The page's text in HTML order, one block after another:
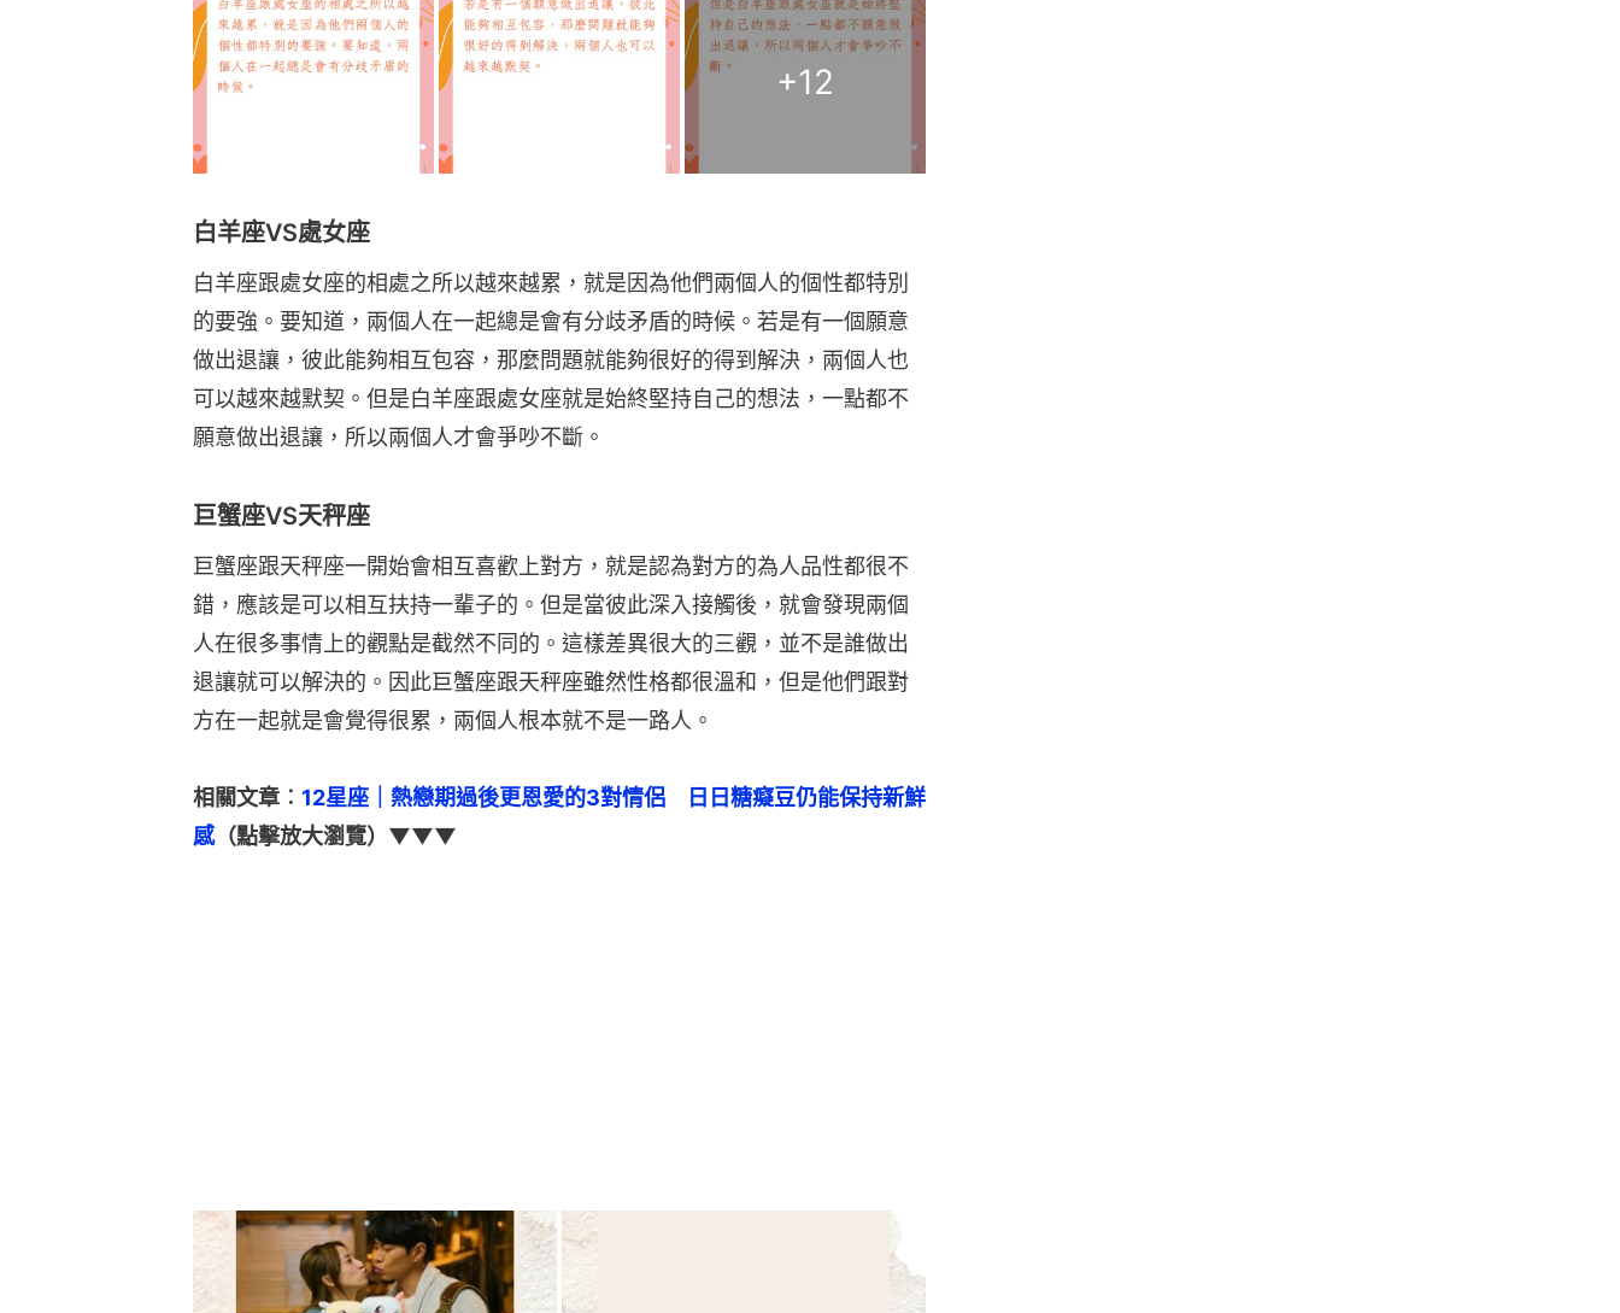
+12
白羊座VS處女座
白羊座跟處女座的相處之所以越來越累，就是因為他們兩個人的個性都特別
的要強。要知道，兩個人在一起總是會有分歧矛盾的時候。若是有一個願意
做出退讓，彼此能夠相互包容，那麼問題就能夠很好的得到解決，兩個人也
可以越來越默契。但是白羊座跟處女座就是始終堅持自己的想法，一點都不
願意做出退讓，所以兩個人才會爭吵不斷。
巨蟹座VS天秤座
巨蟹座跟天秤座一開始會相互喜歡上對方，就是認為對方的為人品性都很不
錯，應該是可以相互扶持一輩子的。但是當彼此深入接觸後，就會發現兩個
人在很多事情上的觀點是截然不同的。這樣差異很大的三觀，並不是誰做出
退讓就可以解決的。因此巨蟹座跟天秤座雖然性格都很溫和，但是他們跟對
方在一起就是會覺得很累，兩個人根本就不是一路人。
相關文章︰ 12星座｜熱戀期過後更恩愛的3對情侶　日日糖癡豆仍能保持新鮮
感（點擊放大瀏覽）▼▼▼